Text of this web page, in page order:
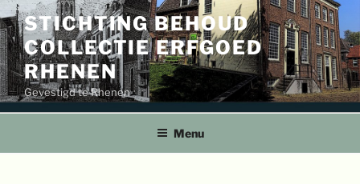
Ga
naar
de
inhoud
STICHTING BEHOUD
COLLECTIE ERFGOED
RHENEN
Gevestigd te Rhenen
Menu